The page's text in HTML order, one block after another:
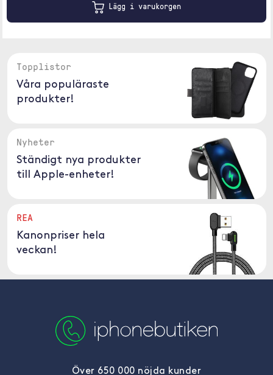
Lägg i varukorgen
Topplistor
Våra populäraste
produkter!
Nyheter
Ständigt nya produkter
till Apple-enheter!
REA
Kanonpriser hela
veckan!
Över 650 000 nöjda kunder